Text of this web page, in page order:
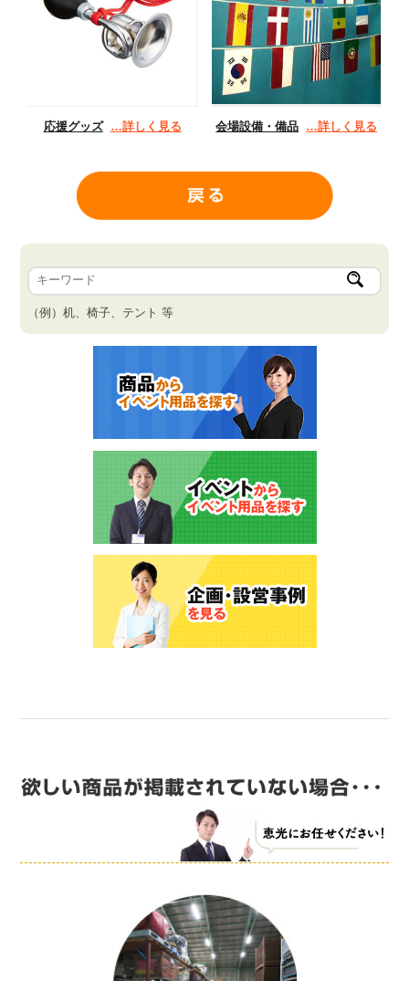
応援グッズ …詳しく見る 会場設備・備品 …詳しく見る
（例）机、椅子、テント 等